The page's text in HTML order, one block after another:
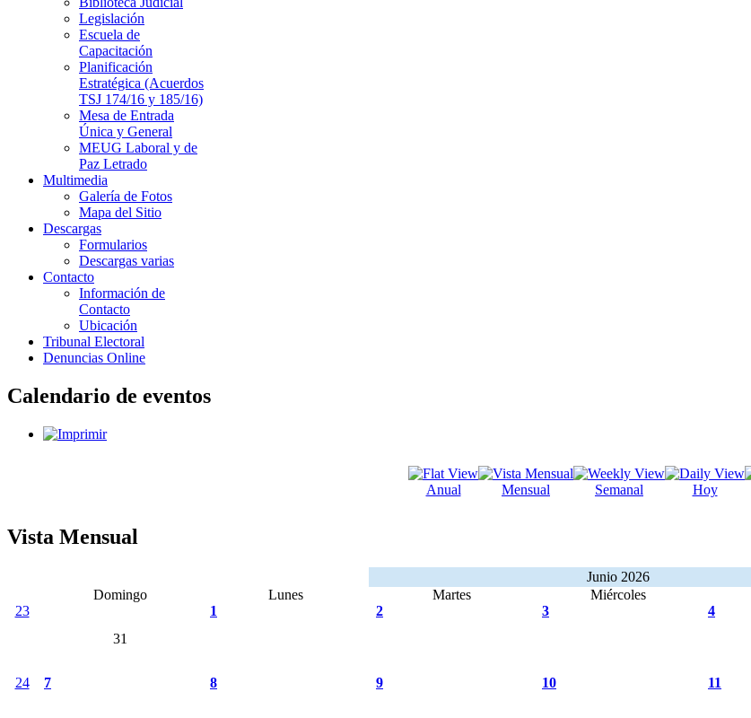
Legislación
Escuela de
Capacitación
Planificación
Estratégica (Acuerdos
TSJ 174/16 y 185/16)
Mesa de Entrada
Única y General
MEUG Laboral y de
Paz Letrado
Multimedia
Galería de Fotos
Mapa del Sitio
Descargas
Formularios
Descargas varias
Contacto
Información de
Contacto
Ubicación
Tribunal Electoral
Denuncias Online
Calendario de eventos
Anual Mensual Semanal Hoy
Vista Mensual
Junio 2026
Domingo
Lunes Martes Miércoles
23
31
1 2 3 4
24 7 8 9 10 11